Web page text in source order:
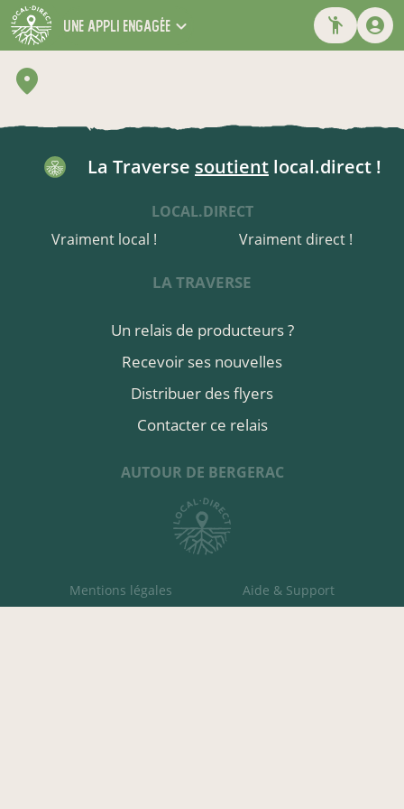
une appli engagée
La Traverse soutient local.direct !
LOCAL.DIRECT
Vraiment local !
Vraiment direct !
LA TRAVERSE
Un relais de producteurs ?
Recevoir ses nouvelles
Distribuer des flyers
Contacter ce relais
AUTOUR DE BERGERAC
Mentions légales Aide & Support